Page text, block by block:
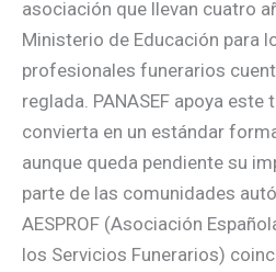
asociación que llevan cuatro
Ministerio de Educación para
profesionales funerarios
reglada. PANASEF apoya este
convierta en un estándar
aunque queda pendiente su
parte de las comunidades
AESPROF (Asociación
los Servicios Funerarios)